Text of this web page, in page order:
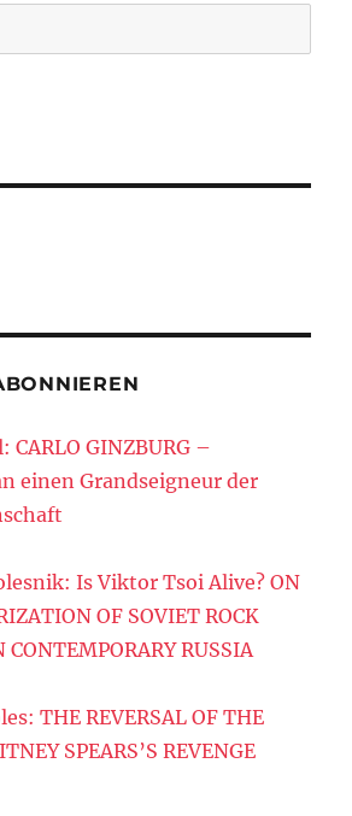
CARLO GINZBURG –
einen Grandseigneur der
Is Viktor Tsoi Alive? ON
OF SOVIET ROCK
CONTEMPORARY RUSSIA
THE REVERSAL OF THE
SPEARS’S REVENGE